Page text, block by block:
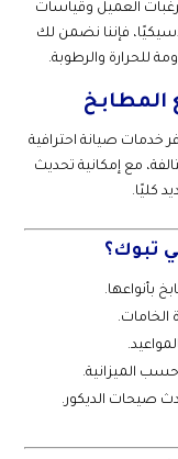
العميل وقياسات
فإننا نضمن لك
للحرارة والرطوبة.
خدمات صيانة احترافية
مع إمكانية تحديث
كليًا.
تبوك؟
بأنواعها.
الخامات.
الميزانية.
صيحات الديكور.